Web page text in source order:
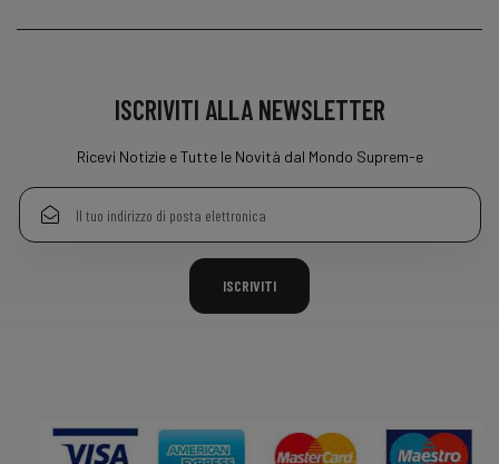
ISCRIVITI ALLA NEWSLETTER
Ricevi Notizie e Tutte le Novità dal Mondo Suprem-e
ISCRIVITI